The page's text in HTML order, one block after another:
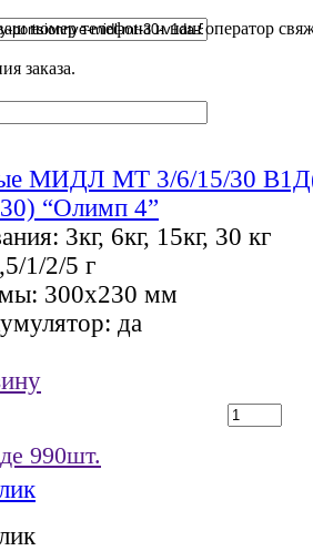
номер телефона и наш оператор
заказа.
МИДЛ МТ 3/6/15/30
“Олимп 4”
3кг, 6кг, 15кг, 30 кг
1/2/5 г
300х230 мм
да
990шт.